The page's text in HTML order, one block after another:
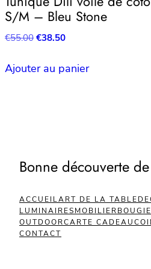
S/M – Bleu Stone
€55.00Le
initial
€38.50Le
actuel
Ajouter au panier
Bonne découverte
ACCUEILART DE LA TABLE
LUMINAIRESMOBILIER
OUTDOORCARTE CADEAU
CONTACT